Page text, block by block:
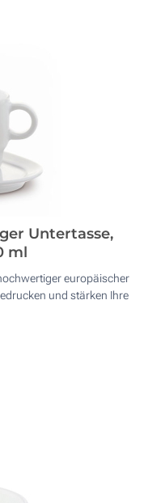
Untertasse,
ml
europäischer
und stärken Ihre